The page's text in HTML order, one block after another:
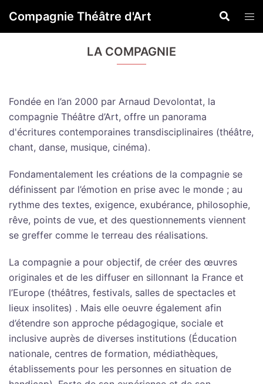
auCompagnie Théâtre d'Art Rechercher
le
LA COMPAGNIE
Fondée en l’an 2000 par Arnaud Devolontat, la
compagnie Théâtre d’Art, offre un panorama
d'écritures contemporaines transdisciplinaires (théâtre,
chant, danse, musique, cinéma).
Fondamentalement les créations de la compagnie se
définissent par l’émotion en prise avec le monde ; au
rythme des textes, exigence, exubérance, philosophie,
rêve, points de vue, et des questionnements viennent
se greffer comme le terreau des réalisations.
La compagnie a pour objectif, de créer des œuvres
originales et de les diffuser en sillonnant la France et
l’Europe (théâtres, festivals, salles de spectacles et
lieux insolites) . Mais elle oeuvre également afin
d’étendre son approche pédagogique, sociale et
inclusive auprès de diverses institutions (Éducation
nationale, centres de formation, médiathèques,
établissements pour les personnes en situation de